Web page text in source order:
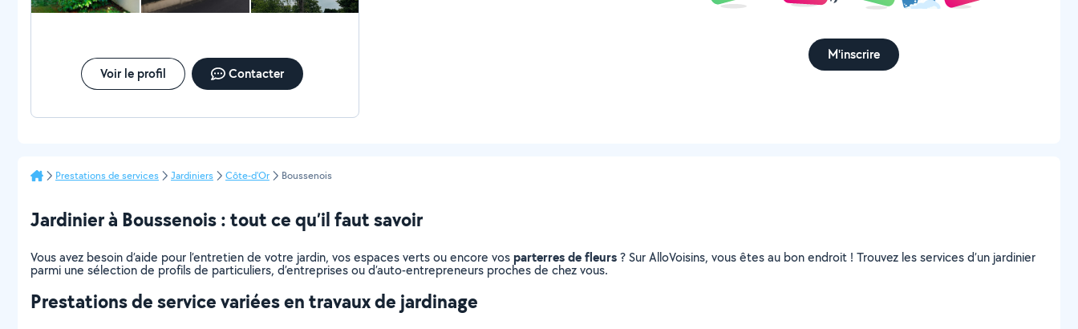
Voir le profil Contacter
M'inscrire
Prestations de services Jardiniers Côte-d'Or Boussenois
Jardinier à Boussenois : tout ce qu’il faut savoir
Vous avez besoin d’aide pour l’entretien de votre jardin, vos espaces verts ou encore vosparterres de fleurs? Sur AlloVoisins, vous êtes au bon endroit ! Trouvez les services d’un jardinier
parmi une sélection de profils de particuliers, d’entreprises ou d’auto-entrepreneurs proches de chez vous.
Prestations de service variées en travaux de jardinage